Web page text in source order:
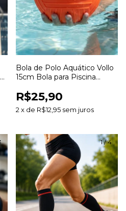
Bola de Polo Aquático Vollo
15cm Bola para Piscina
Aquáticos e Lazer
R$25,90
2 x de R$12,95 sem juros
1/4